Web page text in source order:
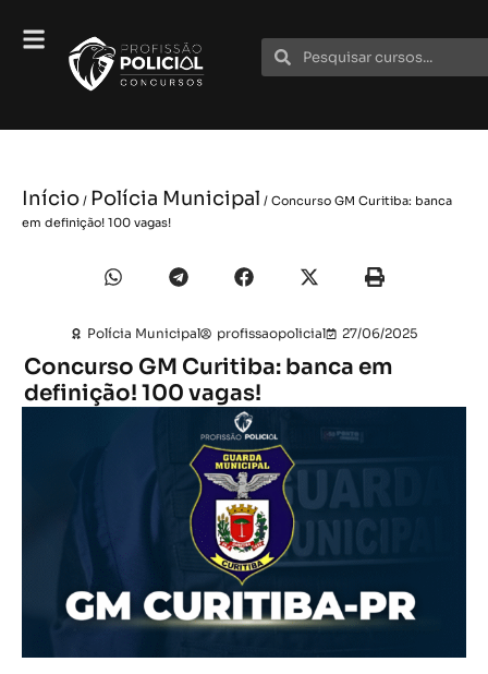
Início / Polícia Municipal / Concurso GM Curitiba: banca
em definição! 100 vagas!
Polícia Municipal profissaopolicial 27/06/2025
Concurso GM Curitiba: banca em
definição! 100 vagas!